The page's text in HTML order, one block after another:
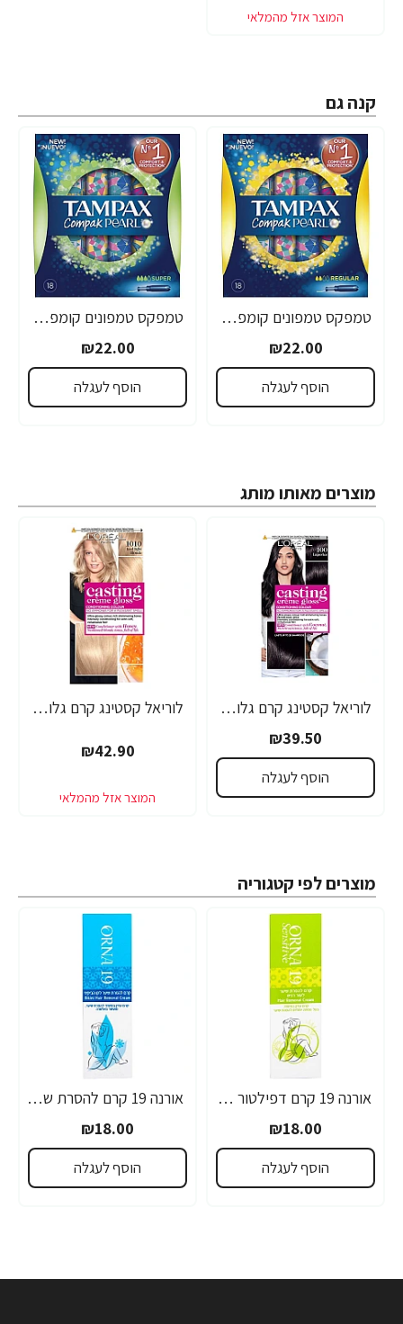
קנה גם
טמפקס טמפונים קומפאק פרל עם מוליך רגולר 18 יחידות - מבית TAMPAX
₪22.00
הוסף לעגלה
טמפקס טמפונים קומפאק פרל עם מוליך סופר 18 יחידות - מבית TAMPAX
₪22.00
הוסף לעגלה
מוצרים מאותו מותג
לוריאל קסטינג קרם גלוס צבע שיער ללא אמוניה למראה מבריק ועשיר - בגוון 100 שחור עמוק
₪39.50
הוסף לעגלה
לוריאל קסטינג קרם גלוס צבע שיער ללא אמוניה למראה מבריק ועשיר - בגוון 1010 בלונד סופר בהיר
₪42.90
מוצרים לפי קטגוריה
אורנה 19 קרם דפילטור לעור רגיש 80 גרם
₪18.00
הוסף לעגלה
אורנה 19 קרם להסרת שיער לקו הביקיני 90 מ"ל
₪18.00
הוסף לעגלה